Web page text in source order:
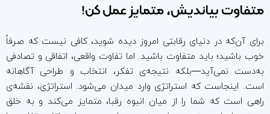
متفاوت بیاندیش، متمایز عمل کن!
برای آن‌که در دنیای رقابتی امروز دیده شوید، کافی نیست که صرفاً
خوب باشید؛ باید متفاوت باشید. اما تفاوت واقعی، اتفاقی و تصادفی
به‌دست نمی‌آید—بلکه نتیجه‌ی تفکر، انتخاب و طراحی آگاهانه
است. اینجاست که استراتژی وارد میدان می‌شود. استراتژی، نقشه‌ی
راهی است که شما را از میان انبوه رقبا، متمایز می‌کند و به خلق